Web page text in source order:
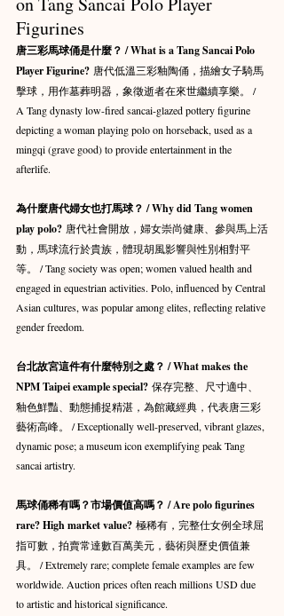
Figurines
唐三彩馬球俑是什麼？ / What is a Tang Sancai Polo
Player Figurine? 唐代低溫三彩釉陶俑，描繪女子騎馬
擊球，用作墓葬明器，象徵逝者在來世繼續享樂。 /
A Tang dynasty low-fired sancai-glazed pottery figurine
depicting a woman playing polo on horseback, used as a
mingqi (grave good) to provide entertainment in the
afterlife.
為什麼唐代婦女也打馬球？ / Why did Tang women
play polo? 唐代社會開放，婦女崇尚健康、參與馬上活
動，馬球流行於貴族，體現胡風影響與性別相對平
等。 / Tang society was open; women valued health and
engaged in equestrian activities. Polo, influenced by Central
Asian cultures, was popular among elites, reflecting relative
gender freedom.
台北故宮這件有什麼特別之處？ / What makes the
NPM Taipei example special? 保存完整、尺寸適中、
釉色鮮豔、動態捕捉精湛，為館藏經典，代表唐三彩
藝術高峰。 / Exceptionally well-preserved, vibrant glazes,
dynamic pose; a museum icon exemplifying peak Tang
sancai artistry.
馬球俑稀有嗎？市場價值高嗎？ / Are polo figurines
rare? High market value? 極稀有，完整仕女例全球屈
指可數，拍賣常達數百萬美元，藝術與歷史價值兼
具。 / Extremely rare; complete female examples are few
worldwide. Auction prices often reach millions USD due
to artistic and historical significance.